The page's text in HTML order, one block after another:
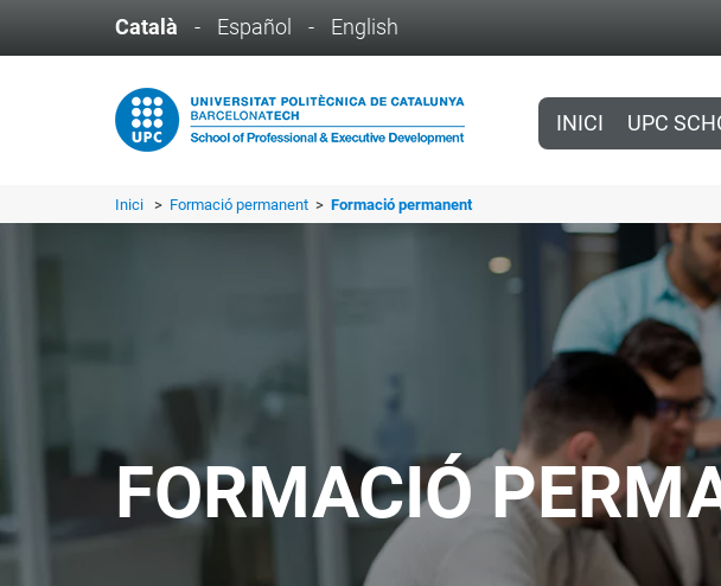
Català - Español - English
INICI UPC
Inici > Formació permanent > Formació permanent
FORMACIÓ